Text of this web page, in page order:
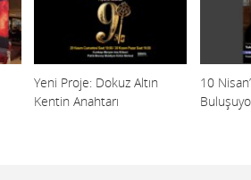
Yeni Proje: Dokuz Altın
Kentin Anahtarı
10